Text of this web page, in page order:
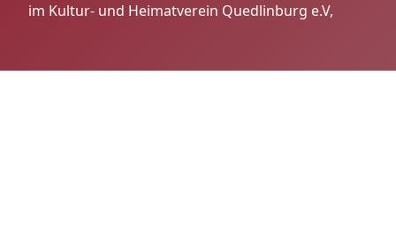
im Kultur- und Heimatverein Quedlinburg e.V,